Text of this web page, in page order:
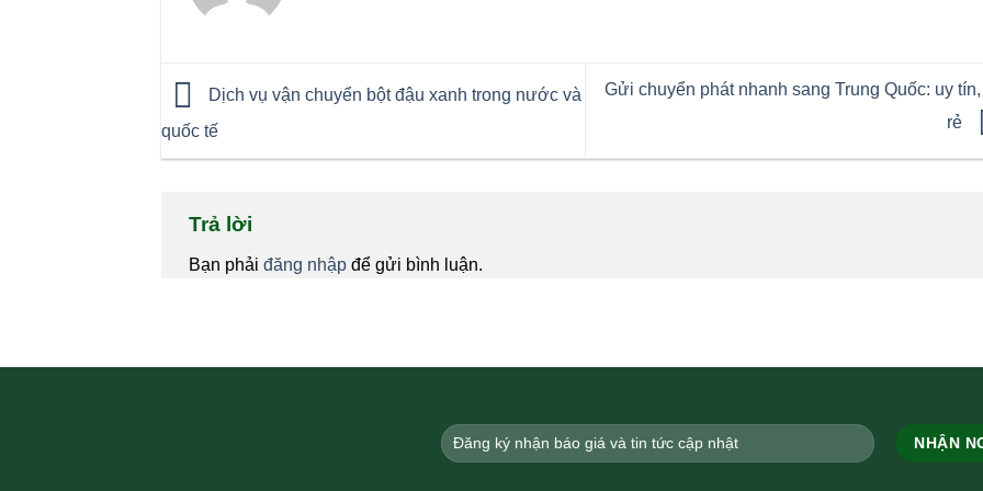
Dịch vụ vận chuyển bột đậu xanh trong nước và
quốc tế
Gửi chuyển phát nhanh sang Trung Quốc: uy
rẻ
Trả lời
Bạn phải đăng nhập để gửi bình luận.